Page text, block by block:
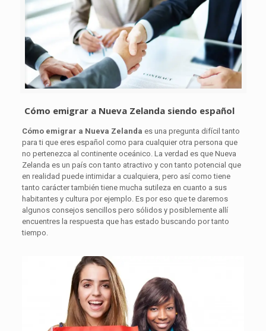
Cómo emigrar a Nueva Zelanda siendo español
Cómo emigrar a Nueva Zelanda es una pregunta difícil tanto
para ti que eres español como para cualquier otra persona que
no pertenezca al continente oceánico. La verdad es que Nueva
Zelanda es un país con tanto atractivo y con tanto potencial que
en realidad puede intimidar a cualquiera, pero así como tiene
tanto carácter también tiene mucha sutileza en cuanto a sus
habitantes y cultura por ejemplo. Es por eso que te daremos
algunos consejos sencillos pero sólidos y posiblemente allí
encuentres la respuesta que has estado buscando por tanto
tiempo.